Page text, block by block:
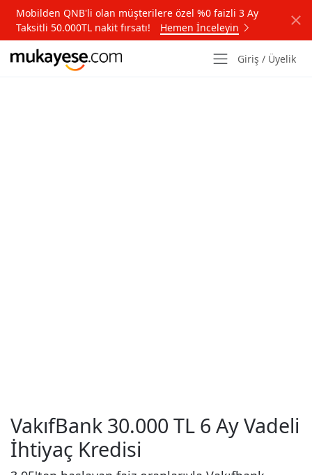
Mobilden QNB'li olan müşterilere özel %0 faizli 3 Ay
Taksitli 50.000TL nakit fırsatı!
Hemen İnceleyin
Giriş / Üyelik
VakıfBank 30.000 TL 6 Ay Vadeli
İhtiyaç Kredisi